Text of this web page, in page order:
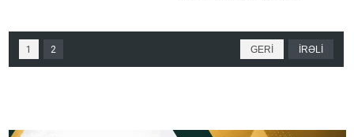
1 2 GERİ İRƏLİ